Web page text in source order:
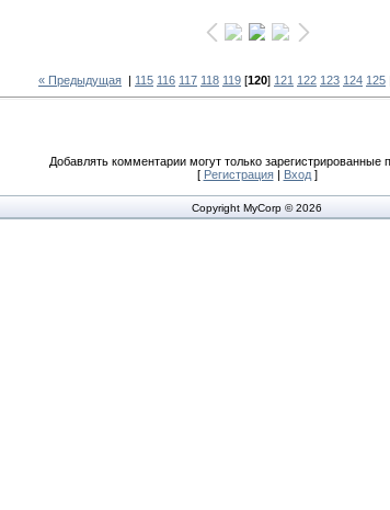
« Предыдущая | 115 116 117 118 119 [120] 121 122 123 124 125
Добавлять комментарии могут только зарегистрированные
[ Регистрация| Вход]
Copyright MyCorp © 2026